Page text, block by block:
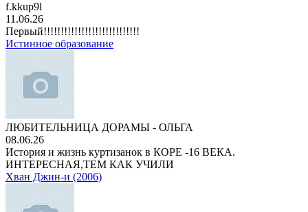
f.kkup9l
11.06.26
Первый!!!!!!!!!!!!!!!!!!!!!!!!!!!!
Истинное образование
ЛЮБИТЕЛЬНИЦА ДОРАМЫ - ОЛЬГА
08.06.26
История и жизнь куртизанок в КОРЕ -16 ВЕКА.
ИНТЕРЕСНАЯ,ТЕМ КАК УЧИЛИ
Хван Джин-и (2006)